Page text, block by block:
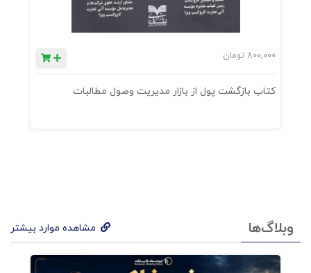
800,000 تومان
کتاب بازگشت پول از بازار مدیریت وصول مطالبات
وبلاگ‌ها مشاهده موارد بیشتر